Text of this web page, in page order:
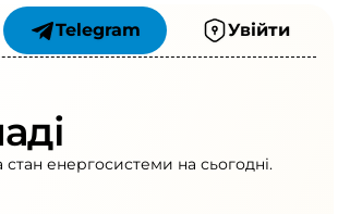
Telegram Увійти
стан енергосистеми на сьогодні.